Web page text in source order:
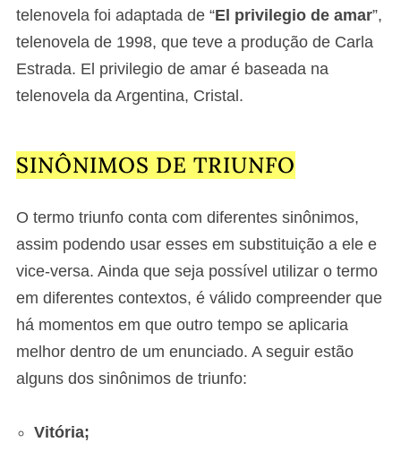
telenovela foi adaptada de “El privilegio de amar”,
telenovela de 1998, que teve a produção de Carla
Estrada. El privilegio de amar é baseada na
telenovela da Argentina, Cristal.
SINÔNIMOS DE TRIUNFO
O termo triunfo conta com diferentes sinônimos,
assim podendo usar esses em substituição a ele e
vice-versa. Ainda que seja possível utilizar o termo
em diferentes contextos, é válido compreender que
há momentos em que outro tempo se aplicaria
melhor dentro de um enunciado. A seguir estão
alguns dos sinônimos de triunfo:
Vitória;